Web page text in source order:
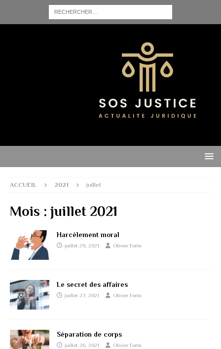
ACCUEIL 2021 juillet
Mois : juillet 2021
Harcèlement moral
juillet 29, 2021 Olivier Forin
Le secret des affaires
juillet 27, 2021 Olivier Forin
Séparation de corps
juillet 26, 2021 Olivier Forin